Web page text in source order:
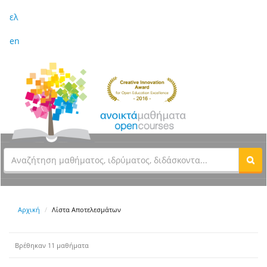
ελ
en
Αρχική Λίστα Αποτελεσμάτων
Βρέθηκαν 11 μαθήματα